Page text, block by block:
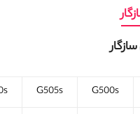
G500s
G505s